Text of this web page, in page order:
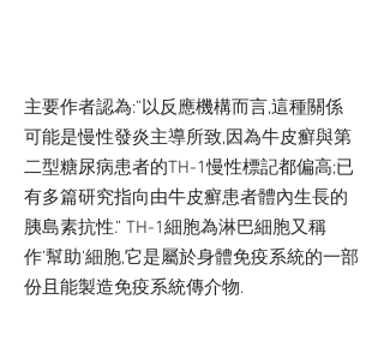
主要作者認為:”以反應機構而言,這種關係
可能是慢性發炎主導所致,因為牛皮癬與第
二型糖尿病患者的TH-1慢性標記都偏高;已
有多篇研究指向由牛皮癬患者體內生長的
胰島素抗性.” TH-1細胞為淋巴細胞又稱
作’幫助’細胞,它是屬於身體免疫系統的一部
份且能製造免疫系統傳介物.